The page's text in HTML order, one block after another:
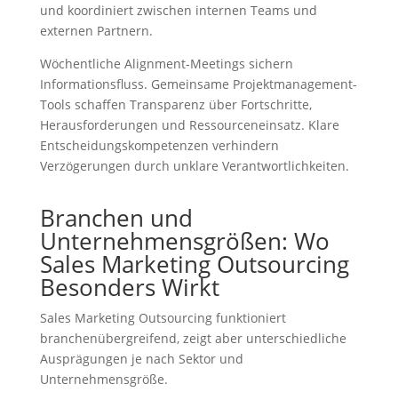
und koordiniert zwischen internen Teams und
externen Partnern.
Wöchentliche Alignment-Meetings sichern
Informationsfluss. Gemeinsame Projektmanagement-
Tools schaffen Transparenz über Fortschritte,
Herausforderungen und Ressourceneinsatz. Klare
Entscheidungskompetenzen verhindern
Verzögerungen durch unklare Verantwortlichkeiten.
Branchen und
Unternehmensgrößen: Wo
Sales Marketing Outsourcing
Besonders Wirkt
Sales Marketing Outsourcing funktioniert
branchenübergreifend, zeigt aber unterschiedliche
Ausprägungen je nach Sektor und
Unternehmensgröße.